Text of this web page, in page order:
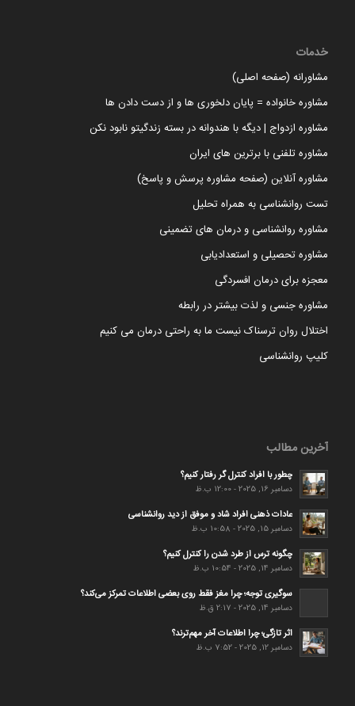
خدمات
مشاورانه (صفحه اصلی)
مشاوره خانواده = پایان دلخوری ها و از دست دادن ها
مشاوره ازدواج | دیگه با هندوانه در بسته زندگیتو نابود نکن
مشاوره تلفنی با برترین های ایران
مشاوره آنلاین (صفحه مشاوره پرسش و پاسخ)
تست روانشناسی به همراه تحلیل
مشاوره روانشناسی و درمان های تضمینی
مشاوره تحصیلی و استعدادیابی
معجزه برای درمان افسردگی
مشاوره جنسی و لذت بیشتر در رابطه
اختلال روان ترسناک نیست ما به راحتی درمان می کنیم
کلیپ روانشناسی
آخرین مطالب
چطور با افراد کنترل گر رفتار کنیم؟
دسامبر 16, 2025 - 12:00 ب.ظ
عادات ذهنی افراد شاد و موفق از دید روانشناسی
دسامبر 15, 2025 - 10:58 ب.ظ
چگونه ترس از طرد شدن را کنترل کنیم؟
دسامبر 14, 2025 - 10:54 ب.ظ
سوگیری توجه؛ چرا مغز فقط روی بعضی اطلاعات تمرکز می‌کند؟
دسامبر 14, 2025 - 2:17 ق.ظ
اثر تازگی؛ چرا اطلاعات آخر مهم‌ترند؟
دسامبر 12, 2025 - 7:52 ب.ظ